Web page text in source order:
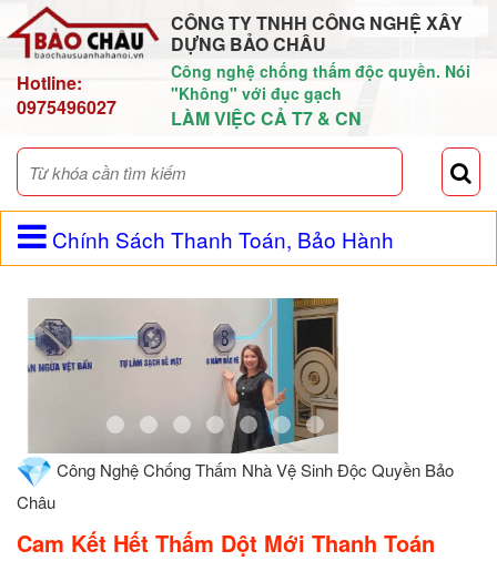
Hotline:
0975496027
CÔNG TY TNHH CÔNG NGHỆ XÂY
DỰNG BẢO CHÂU
Công nghệ chống thấm độc quyền. Nói
"Không" với đục gạch
LÀM VIỆC CẢ T7 & CN
Chính Sách Thanh Toán, Bảo Hành
Công Nghệ Chống Thấm Nhà Vệ Sinh Độc Quyền Bảo
Châu
Cam Kết Hết Thấm Dột Mới Thanh Toán